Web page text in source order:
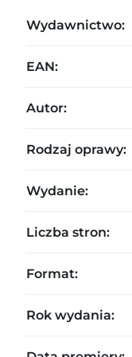
Wydawnictwo:
EAN:
Autor:
Rodzaj oprawy:
Wydanie:
Liczba stron:
Format:
Rok wydania: